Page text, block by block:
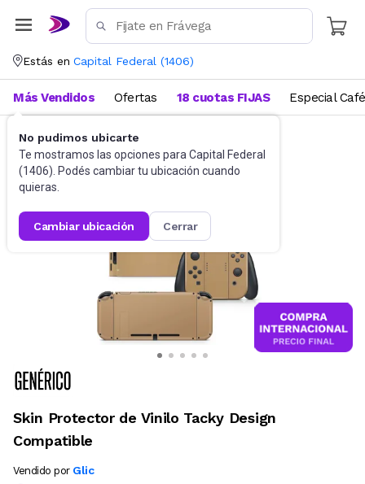
Estás en Capital Federal (1406)
No pudimos ubicarte
Te mostramos las opciones para Capital Federal
(1406). Podés cambiar tu ubicación cuando
quieras.
cambiar ubicación cerrar
Más Vendidos Ofertas 18 cuotas FIJAS Especial Café
Videojuegos Accesorios
Skin Protector de Vinilo Tacky Design
Compatible
Vendido por Glic